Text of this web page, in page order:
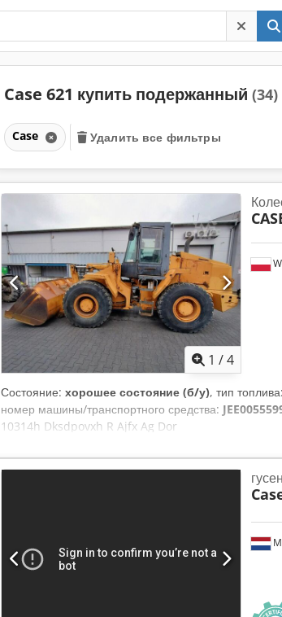
Case 621 купить подержанный (34)
Case Удалить все фильтры
1 /4
Состояние: хорошее состояние (б/у), тип топлива:
номер машины/транспортного средства:
10314h Dksdpovxh R Ajfx Ag Dor